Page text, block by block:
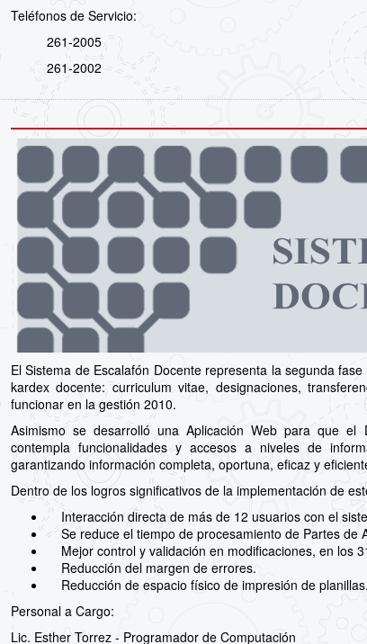
Teléfonos de Servicio:
261-2005
261-2002
El Sistema de Escalafón Docente representa la segunda
kardex docente: curriculum vitae, designaciones,
funcionar en la gestión 2010.
Asimismo se desarrolló una Aplicación Web para que
contempla funcionalidades y accesos a niveles de
garantizando información completa, oportuna, eficaz y
Dentro de los logros significativos de la implementación de
Interacción directa de más de 12 usuarios con el
Se reduce el tiempo de procesamiento de Partes de
Mejor control y validación en modificaciones, en los
Reducción del margen de errores.
Reducción de espacio físico de impresión de planillas.
Personal a Cargo:
Lic. Esther Torrez - Programador de Computación